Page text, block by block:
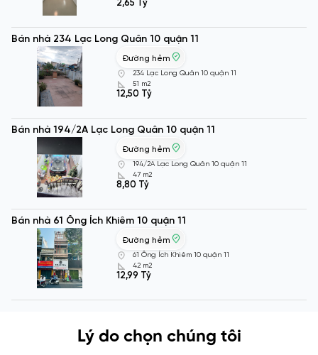
2,65 Tỷ
Bán nhà 234 Lạc Long Quân 10 quận 11
Đường hẻm
234 Lạc Long Quân 10 quận 11
51 m2
12,50 Tỷ
Bán nhà 194/2A Lạc Long Quân 10 quận 11
Đường hẻm
194/2A Lạc Long Quân 10 quận 11
47 m2
8,80 Tỷ
Bán nhà 61 Ông Ích Khiêm 10 quận 11
Đường hẻm
61 Ông Ích Khiêm 10 quận 11
42 m2
12,99 Tỷ
Lý do chọn chúng tôi